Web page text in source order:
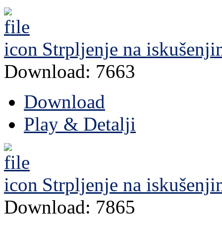
Strpljenje na
Download: 7663
Download
Play & Detalji
Strpljenje na
Download: 7865